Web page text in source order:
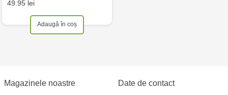
49.95 lei
Adaugă în coș
Magazinele noastre Date de contact